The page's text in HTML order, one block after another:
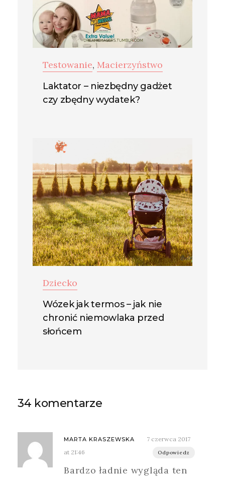
Testowanie, Macierzyństwo
Laktator – niezbędny gadżet
czy zbędny wydatek?
Dziecko
Wózek jak termos – jak nie
chronić niemowlaka przed
słońcem
34 komentarze
MARTA KRASZEWSKA
7 czerwca 2017
at 21:46
Odpowiedz
Bardzo ładnie wygląda ten